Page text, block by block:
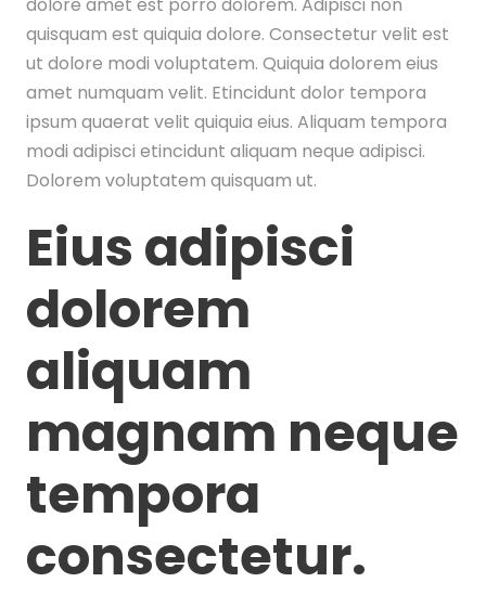
quisquam est quiquia dolore. Consectetur velit est
ut dolore modi voluptatem. Quiquia dolorem eius
amet numquam velit. Etincidunt dolor tempora
ipsum quaerat velit quiquia eius. Aliquam tempora
modi adipisci etincidunt aliquam neque adipisci.
Dolorem voluptatem quisquam ut.
Eius adipisci
dolorem
aliquam
magnam neque
tempora
consectetur.